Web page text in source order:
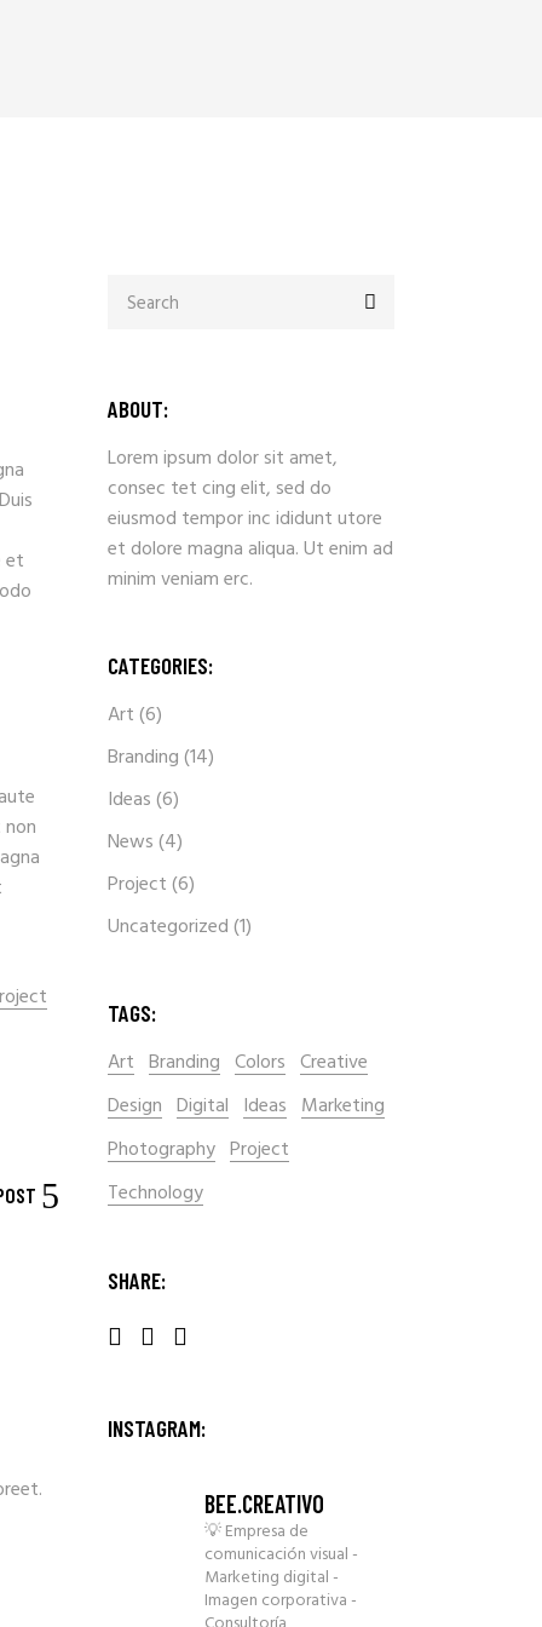
et
for:
ABOUT:
Lorem ipsum dolor sit amet,
consec tet cing elit, sed do
eiusmod tempor inc ididunt utore
et dolore magna aliqua. Ut enim ad
minim veniam erc.
CATEGORIES:
Art(6)
Branding(14)
Ideas(6)
News(4)
Project(6)
Uncategorized(1)
TAGS:
Art Branding Colors Creative
Design Digital Ideas Marketing
Photography Project
Technology
SHARE:
INSTAGRAM:
BEE.CREATIVO
💡 Empresa de
comunicación visual -
Marketing digital -
Imagen corporativa -